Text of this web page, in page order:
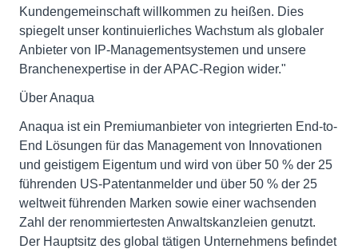
Kundengemeinschaft willkommen zu heißen. Dies
spiegelt unser kontinuierliches Wachstum als globaler
Anbieter von IP-Managementsystemen und unsere
Branchenexpertise in der APAC-Region wider."
Über Anaqua
Anaqua ist ein Premiumanbieter von integrierten End-to-
End Lösungen für das Management von Innovationen
und geistigem Eigentum und wird von über 50 % der 25
führenden US-Patentanmelder und über 50 % der 25
weltweit führenden Marken sowie einer wachsenden
Zahl der renommiertesten Anwaltskanzleien genutzt.
Der Hauptsitz des global tätigen Unternehmens befindet